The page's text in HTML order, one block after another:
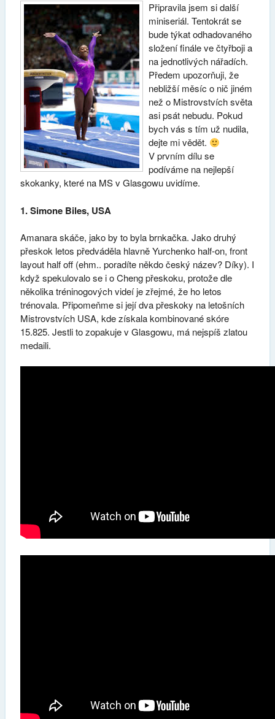
Připravila jsem si další
miniseriál. Tentokrát se
bude týkat odhadovaného
složení finále ve čtyřboji a
na jednotlivých nářadích.
Předem upozorňuji, že
nebližší měsíc o nič jiném
než o Mistrovstvích světa
asi psát nebudu. Pokud
bych vás s tím už nudila,
dejte mi vědět.
V prvním dílu se
podíváme na nejlepší
skokanky, které na MS v Glasgowu uvidíme.
1. Simone Biles, USA
Amanara skáče, jako by to byla brnkačka. Jako druhý
přeskok letos předváděla hlavně Yurchenko half-on, front
layout half off (ehm.. poradíte někdo český název? Díky). I
když spekulovalo se i o Cheng přeskoku, protože dle
několika tréninogových videí je zřejmé, že ho letos
trénovala. Připomeňme si její dva přeskoky na letošních
Mistrovstvích USA, kde získala kombinované skóre
15.825. Jestli to zopakuje v Glasgowu, má nejspíš zlatou
medaili.